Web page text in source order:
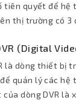
tiên quyết để hệ
thị trường có 3
(Digital
là dòng thiết bị
quản lý các hệ
dòng DVR là